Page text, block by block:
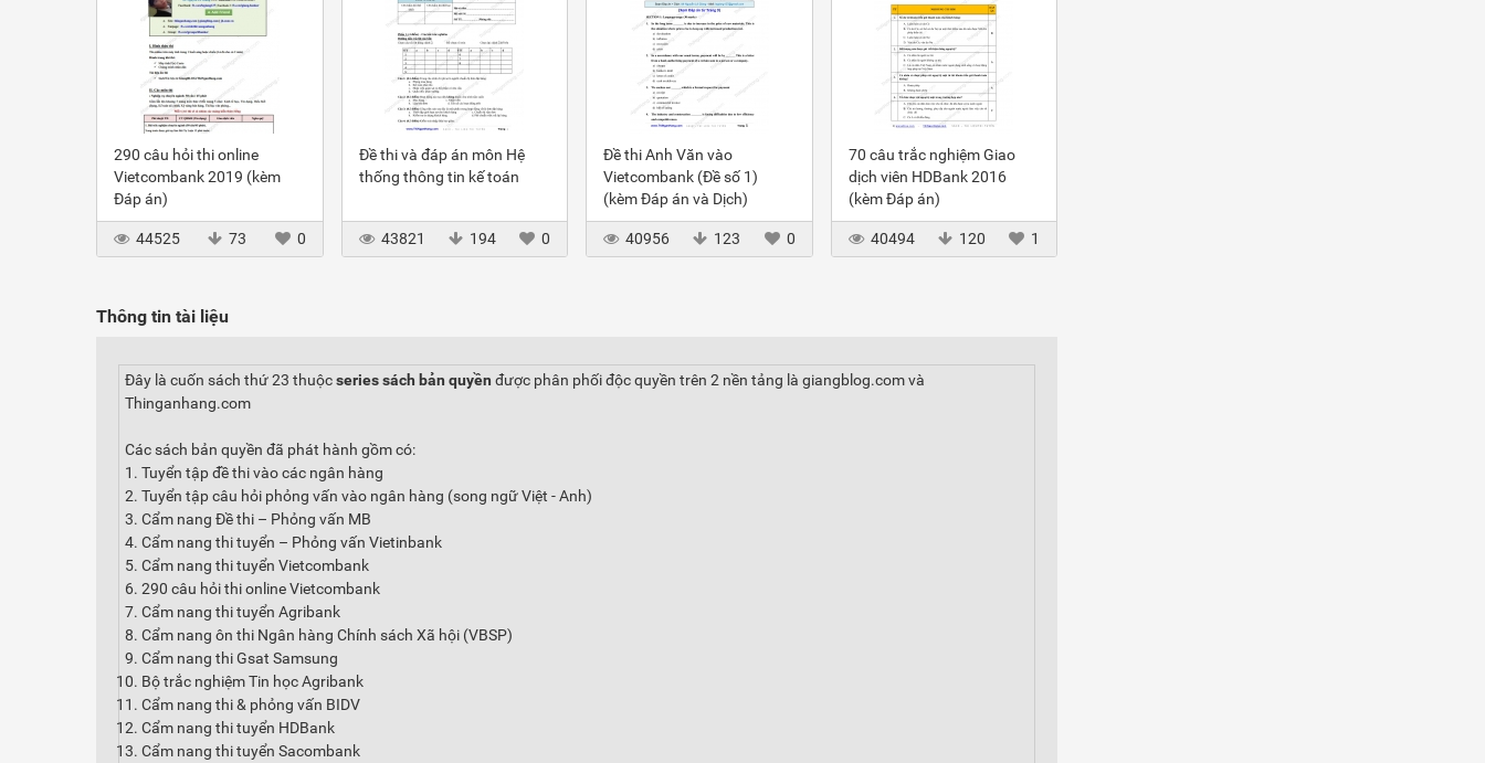
290 câu hỏi thi online
Vietcombank 2019 (kèm
Đáp án)
44525 73 0
Đề thi và đáp án môn Hệ
thống thông tin kế toán
43821 194 0
Đề thi Anh Văn vào
Vietcombank (Đề số 1)
(kèm Đáp án và Dịch)
40956 123 0
70 câu trắc nghiệm Giao
dịch viên HDBank 2016
(kèm Đáp án)
40494 120 1
Thông tin tài liệu
Đây là cuốn sách thứ 23 thuộcseries sách bản quyền được phân phối độc quyền trên 2 nền tảng là giangblog.com và
Thinganhang.com
Các sách bản quyền đã phát hành gồm có:
Tuyển tập đề thi vào các ngân hàng
Tuyển tập câu hỏi phỏng vấn vào ngân hàng (song ngữ Việt - Anh)
Cẩm nang Đề thi – Phỏng vấn MB
Cẩm nang thi tuyển – Phỏng vấn Vietinbank
Cẩm nang thi tuyển Vietcombank
290 câu hỏi thi online Vietcombank
Cẩm nang thi tuyển Agribank
Cẩm nang ôn thi Ngân hàng Chính sách Xã hội (VBSP)
Cẩm nang thi Gsat Samsung
Bộ trắc nghiệm Tin học Agribank
Cẩm nang thi & phỏng vấn BIDV
Cẩm nang thi tuyển HDBank
Cẩm nang thi tuyển Sacombank